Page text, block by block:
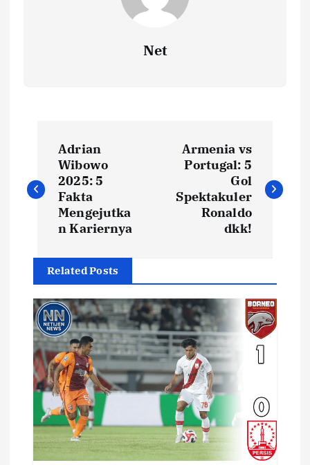
Net
a
v
a
s
o
Adrian
Wibowo
2025: 5
Fakta
Mengejutka
n Kariernya
Armenia vs
Portugal: 5
Gol
Spektakuler
Ronaldo
dkk!
Related Posts